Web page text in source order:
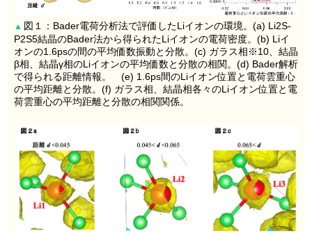
▲ 図１：Bader電荷分析法で評価したLiイオンの環境。(a) Li2S-
P2S5結晶のBader法から得られたLiイオンの電荷密度。(b) Liイ
オンの1.6psの間の平均価数振動と分散。(c) ガラス相※10、結晶
β相、結晶γ相のLiイオンの平均価数と分散の相関。(d) Bader解析
で得られる距離情報。 (e) 1.6ps間のLiイオン位置と電荷雲重心
の平均距離と分散。(f) ガラス相、結晶相各々のLiイオン位置と電
荷雲重心の平均距離と分散の相関関係。